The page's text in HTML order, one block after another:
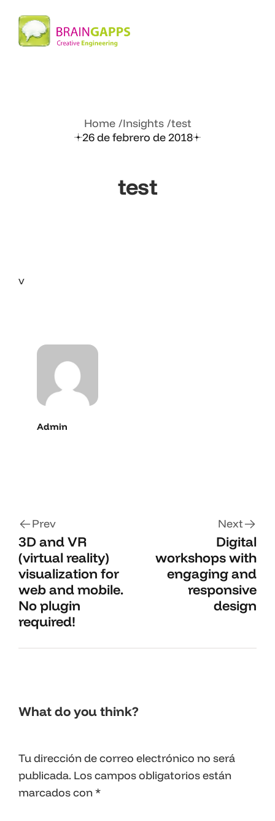
Home Insights test
26 de febrero de 2018
test
v
Admin
Prev
3D and VR
(virtual reality)
visualization for
web and mobile.
No plugin
required!
Next
Digital
workshops with
engaging and
responsive
design
What do you think?
Tu dirección de correo electrónico no será
publicada. Los campos obligatorios están
marcados con *